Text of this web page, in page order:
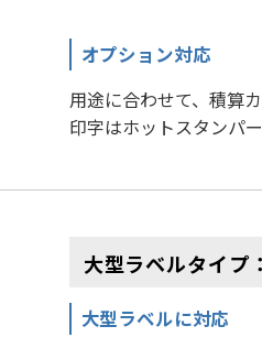
オプション対応
用途に合わせて、積算
印字はホットスタンパ
大型ラベルタイプ
大型ラベルに対応